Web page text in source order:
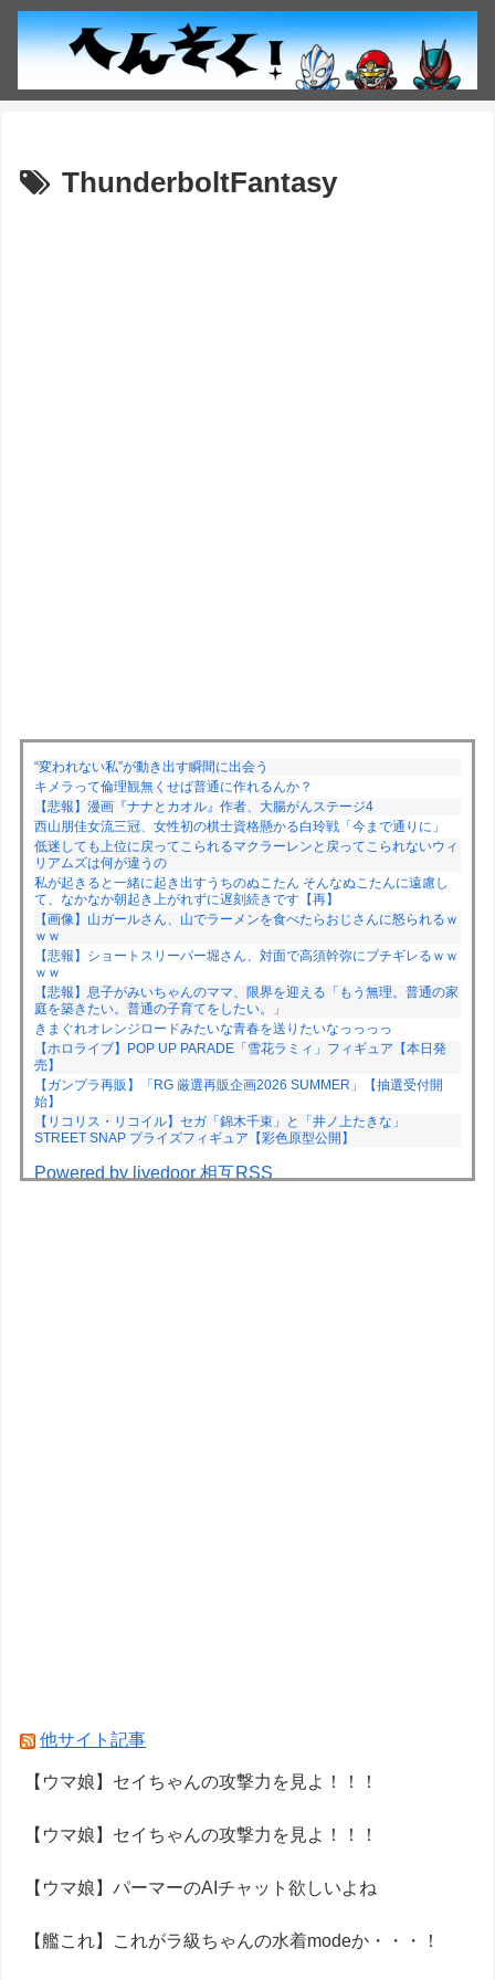
ThunderboltFantasy
“変われない私”が動き出す瞬間に出会う
キメラって倫理観無くせば普通に作れるんか？
【悲報】漫画『ナナとカオル』作者、大腸がんステージ4
西山朋佳女流三冠、女性初の棋士資格懸かる白玲戦「今まで通りに」
低迷しても上位に戻ってこられるマクラーレンと戻ってこられないウィ
リアムズは何が違うの
私が起きると一緒に起き出すうちのぬこたん そんなぬこたんに遠慮し
て、なかなか朝起き上がれずに遅刻続きです【再】
【画像】山ガールさん、山でラーメンを食べたらおじさんに怒られるｗ
ｗｗ
【悲報】ショートスリーパー堀さん、対面で高須幹弥にブチギレるｗｗ
ｗｗ
【悲報】息子がみいちゃんのママ、限界を迎える「もう無理。普通の家
庭を築きたい。普通の子育てをしたい。」
きまぐれオレンジロードみたいな青春を送りたいなっっっっ
【ホロライブ】POP UP PARADE「雪花ラミィ」フィギュア【本日発
売】
【ガンプラ再販】「RG 厳選再販企画2026 SUMMER」【抽選受付開
始】
【リコリス・リコイル】セガ「錦木千束」と「井ノ上たきな」
STREET SNAP プライズフィギュア【彩色原型公開】
Powered by livedoor 相互RSS
他サイト記事
【ウマ娘】セイちゃんの攻撃力を見よ！！！
【ウマ娘】セイちゃんの攻撃力を見よ！！！
【ウマ娘】パーマーのAIチャット欲しいよね
【艦これ】これがラ級ちゃんの水着modeか・・・！